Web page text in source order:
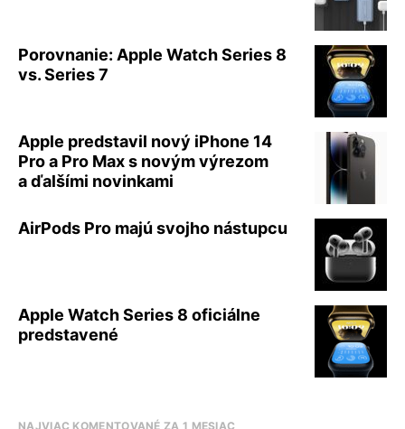
Porovnanie: Apple Watch Series 8
vs. Series 7
Apple predstavil nový iPhone 14
Pro a Pro Max s novým výrezom
a ďalšími novinkami
AirPods Pro majú svojho nástupcu
Apple Watch Series 8 oficiálne
predstavené
NAJVIAC KOMENTOVANÉ ZA 1 MESIAC